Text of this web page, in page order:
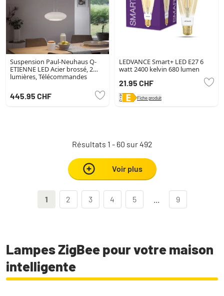
Suspension Paul-Neuhaus Q-
ETIENNE LED Acier brossé, 2
lumières, Télécommandes
445.95 CHF
LEDVANCE Smart+ LED E27 6
watt 2400 kelvin 680 lumen
21.95 CHF
Fiche produit
Résultats 1 - 60 sur 492
Voir plus
1 2 3 4 5 9
Lampes ZigBee pour votre maison
intelligente